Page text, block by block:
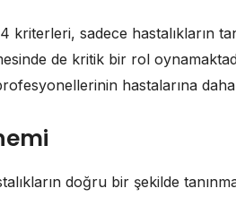
sadece hastalıkların
de kritik bir rol
hastalarına
doğru bir şekilde